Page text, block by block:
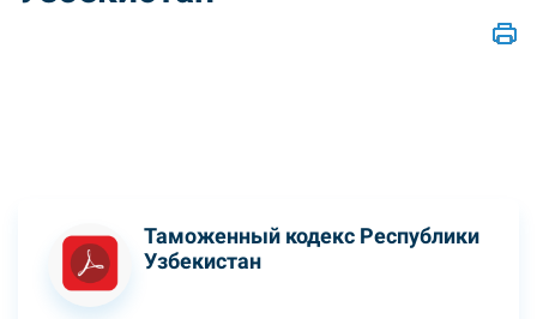
Таможенный кодекс Республики
Узбекистан